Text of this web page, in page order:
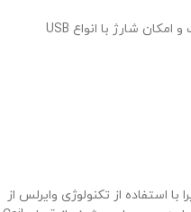
باتری لیتیوم با امکان کارکرد تا ۲۰ ساعت و امکان شارژ با انواع USB
استفاده از تکنولوژی وایرلس از